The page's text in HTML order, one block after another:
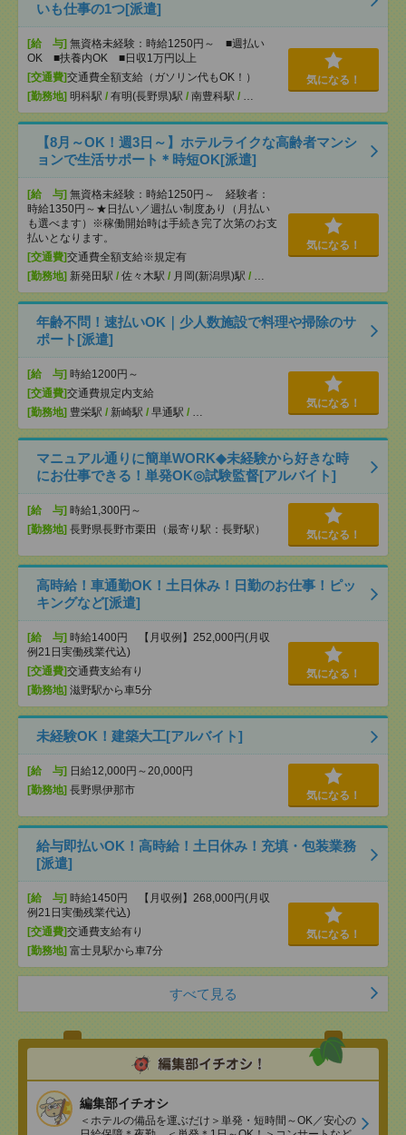
いも仕事の1つ[派遣]
[給 与] 無資格未経験：時給1250円～ ■週払い
OK ■扶養内OK ■日収1万円以上
[交通費]交通費全額支給（ガソリン代もOK！）
[勤務地] 明科駅 / 有明(長野県)駅 / 南豊科駅 / …
気になる！
【8月～OK！週3日～】ホテルライクな高齢者マンシ
ョンで生活サポート＊時短OK[派遣]
[給 与] 無資格未経験：時給1250円～ 経験者：
時給1350円～★日払い／週払い制度あり（月払い
も選べます）※稼働開始時は手続き完了次第のお支
払いとなります。
[交通費]交通費全額支給※規定有
[勤務地] 新発田駅 / 佐々木駅 / 月岡(新潟県)駅 / …
気になる！
年齢不問！速払いOK｜少人数施設で料理や掃除のサ
ポート[派遣]
[給 与] 時給1200円～
[交通費]交通費規定内支給
[勤務地] 豊栄駅 / 新崎駅 / 早通駅 / …
気になる！
マニュアル通りに簡単WORK◆未経験から好きな時
にお仕事できる！単発OK◎試験監督[アルバイト]
[給 与] 時給1,300円～
[勤務地] 長野県長野市栗田（最寄り駅：長野駅） 気になる！
高時給！車通勤OK！土日休み！日勤のお仕事！ピッ
キングなど[派遣]
[給 与] 時給1400円 【月収例】252,000円(月収
例21日実働残業代込)
[交通費]交通費支給有り
[勤務地] 滋野駅から車5分
気になる！
未経験OK！建築大工[アルバイト]
[給 与] 日給12,000円～20,000円
[勤務地] 長野県伊那市 気になる！
給与即払いOK！高時給！土日休み！充填・包装業務
[派遣]
[給 与] 時給1450円 【月収例】268,000円(月収
例21日実働残業代込)
[交通費]交通費支給有り
[勤務地] 富士見駅から車7分
気になる！
すべて見る
編集部イチオシ
＜ホテルの備品を運ぶだけ＞単発・短時間～OK／安心の